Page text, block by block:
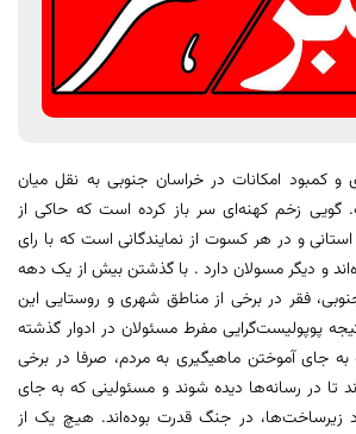
و کمبود امکانات در خراسان جنوبی به نقل میان
زخم کهنه‌ای سر باز کرده است که حاکی از
و در هر کسوت از نمایندگانی است که با رای
و دیگر مسولان دارد . با گذشتن بیش از یک دهه
فقر در برخی از مناطق شهری و روستایی این
پوپولیست‌گرایی مفرط مسئولان در ادوار گذشته
جای آموختن ماهیگیری به مردم، صرفا در برخی
تا در رسانه‌ها دیده شوند و مسئولینی که به جای
زیرساخت‌ها، در جنگ قدرت بوده‌اند. هیچ یک از